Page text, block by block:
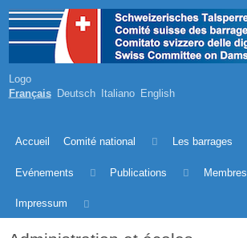
Logo
Français Deutsch Italiano English
Accueil Comité national Les barrages
Evénements Publications Membres
Impressum